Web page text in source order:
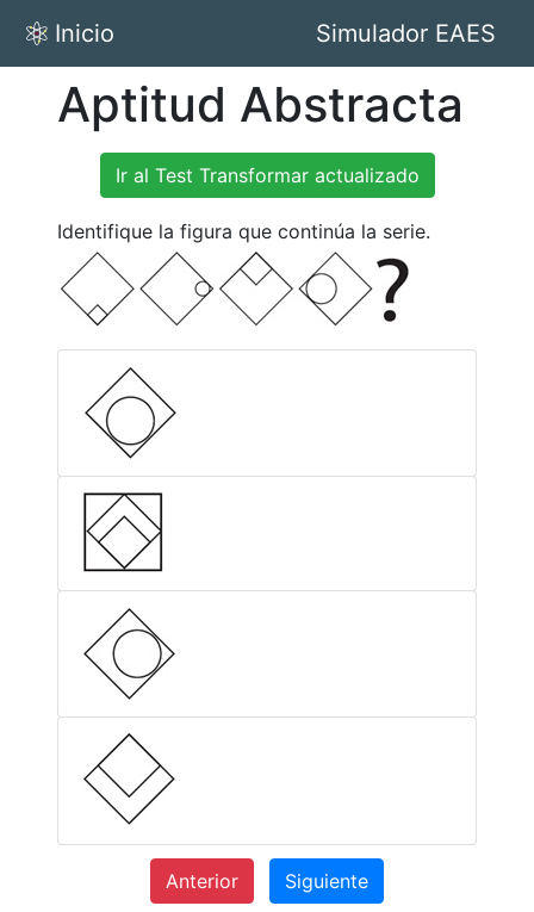
Inicio Simulador EAES
Aptitud Abstracta
Ir al Test Transformar actualizado
Identifique la figura que continúa la serie.
Anterior Siguiente